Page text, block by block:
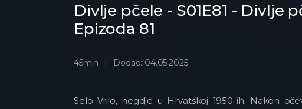
Divlje pčele - S01E81 - Divlje
Epizoda 81
45min Dodao: 04.05.2025
Selo Vrilo, negdje u Hrvatskoj 1950-ih. Nakon